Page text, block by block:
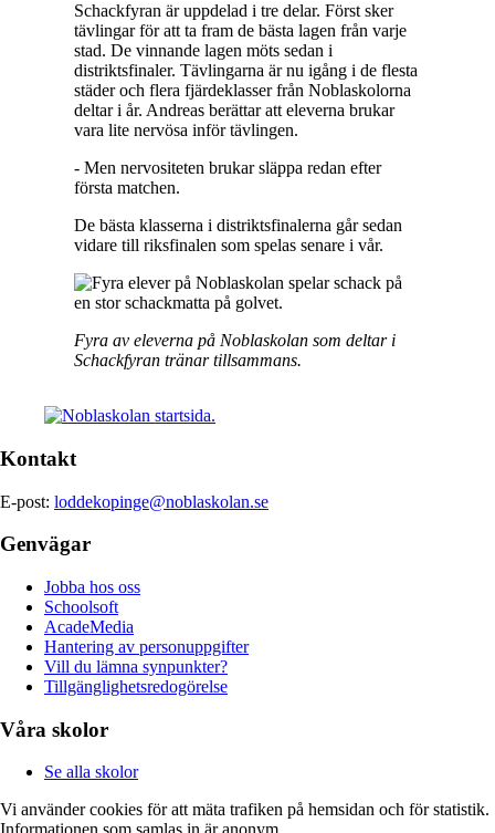
Schackfyran är uppdelad i tre delar. Först sker
tävlingar för att ta fram de bästa lagen från varje
stad. De vinnande lagen möts sedan i
distriktsfinaler. Tävlingarna är nu igång i de flesta
städer och flera fjärdeklasser från Noblaskolorna
deltar i år. Andreas berättar att eleverna brukar
vara lite nervösa inför tävlingen.
- Men nervositeten brukar släppa redan efter
första matchen.
De bästa klasserna i distriktsfinalerna går sedan
vidare till riksfinalen som spelas senare i vår.
Fyra av eleverna på Noblaskolan som deltar i
Schackfyran tränar tillsammans.
Kontakt
E-post: loddekopinge@noblaskolan.se
Genvägar
Jobba hos oss
Schoolsoft
AcadeMedia
Hantering av personuppgifter
Vill du lämna synpunkter?
Tillgänglighetsredogörelse
Våra skolor
Se alla skolor
Vi använder cookies för att mäta trafiken på hemsidan och för statistik.